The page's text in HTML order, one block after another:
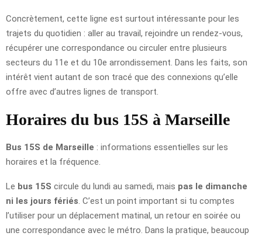
Concrètement, cette ligne est surtout intéressante pour les
trajets du quotidien : aller au travail, rejoindre un rendez-vous,
récupérer une correspondance ou circuler entre plusieurs
secteurs du 11e et du 10e arrondissement. Dans les faits, son
intérêt vient autant de son tracé que des connexions qu’elle
offre avec d’autres lignes de transport.
Horaires du bus 15S à Marseille
Bus 15S de Marseille : informations essentielles sur les
horaires et la fréquence.
Le bus 15S circule du lundi au samedi, mais pas le dimanche
ni les jours fériés . C’est un point important si tu comptes
l’utiliser pour un déplacement matinal, un retour en soirée ou
une correspondance avec le métro. Dans la pratique, beaucoup